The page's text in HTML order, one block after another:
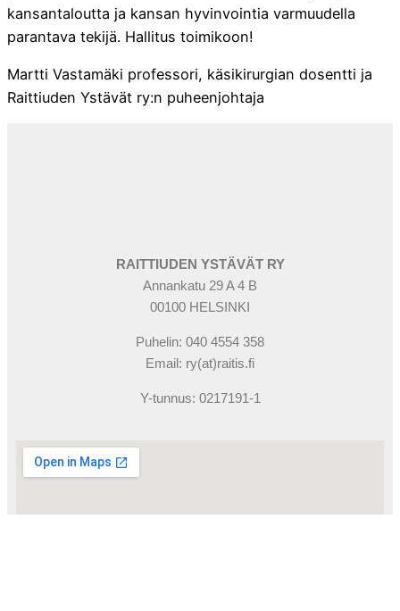
kansantaloutta ja kansan hyvinvointia varmuudella
parantava tekijä. Hallitus toimikoon!
Martti Vastamäki professori, käsikirurgian dosentti ja
Raittiuden Ystävät ry:n puheenjohtaja
RAITTIUDEN YSTÄVÄT RY
Annankatu 29 A 4 B
00100 HELSINKI
Puhelin: 040 4554 358
Email: ry(at)raitis.fi
Y-tunnus: 0217191-1